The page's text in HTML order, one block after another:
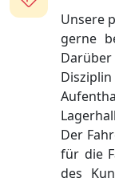
Unsere
gerne
Der
für die
des